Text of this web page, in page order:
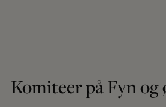
Komiteer på Fyn og